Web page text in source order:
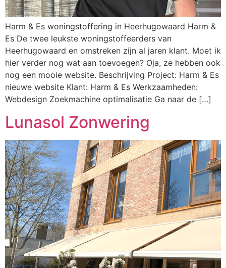
Harm & Es woningstoffering in Heerhugowaard Harm &
Es De twee leukste woningstoffeerders van
Heerhugowaard en omstreken zijn al jaren klant. Moet ik
hier verder nog wat aan toevoegen? Oja, ze hebben ook
nog een mooie website. Beschrijving Project: Harm & Es
nieuwe website Klant: Harm & Es Werkzaamheden:
Webdesign Zoekmachine optimalisatie Ga naar de […]
Lunasol Zonwering